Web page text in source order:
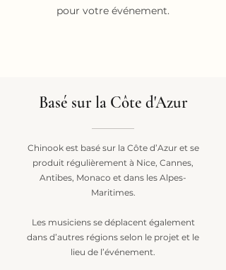
pour votre événement.
Basé sur la Côte d'Azur
Chinook est basé sur la Côte d’Azur et se
produit régulièrement à Nice, Cannes,
Antibes, Monaco et dans les Alpes-
Maritimes.
Les musiciens se déplacent également
dans d’autres régions selon le projet et le
lieu de l’événement.